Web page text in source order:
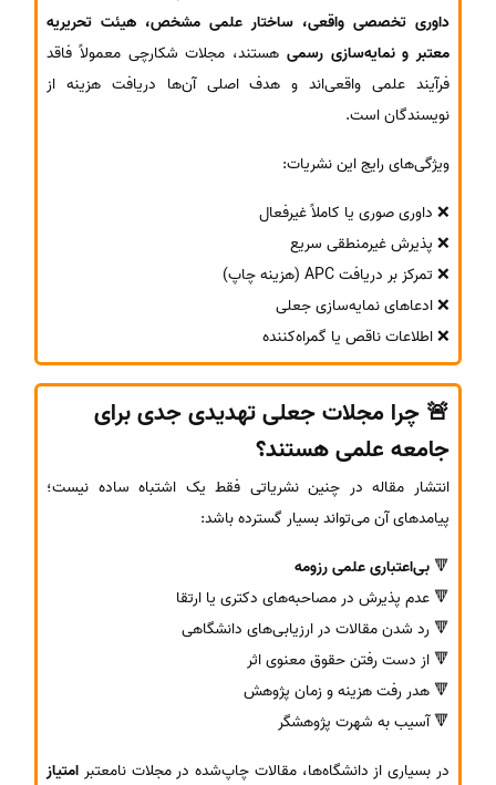
داوری تخصصی واقعی، ساختار علمی مشخص، هیئت تحریریه
معتبر و نمایه‌سازی رسمی هستند، مجلات شکارچی معمولاً فاقد
فرآیند علمی واقعی‌اند و هدف اصلی آن‌ها دریافت هزینه از
نویسندگان است.
ویژگی‌های رایج این نشریات:
❌ داوری صوری یا کاملاً غیرفعال
❌ پذیرش غیرمنطقی سریع
❌ تمرکز بر دریافت APC (هزینه چاپ)
❌ ادعاهای نمایه‌سازی جعلی
❌ اطلاعات ناقص یا گمراه‌کننده
🚨 چرا مجلات جعلی تهدیدی جدی برای
جامعه علمی هستند؟
انتشار مقاله در چنین نشریاتی فقط یک اشتباه ساده نیست؛
پیامدهای آن می‌تواند بسیار گسترده باشد:
🔻بی‌اعتباری علمی رزومه
🔻 عدم پذیرش در مصاحبه‌های دکتری یا ارتقا
🔻 رد شدن مقالات در ارزیابی‌های دانشگاهی
🔻 از دست رفتن حقوق معنوی اثر
🔻 هدر رفت هزینه و زمان پژوهش
🔻 آسیب به شهرت پژوهشگر
در بسیاری از دانشگاه‌ها، مقالات چاپ‌شده در مجلات نامعتبر امتیاز